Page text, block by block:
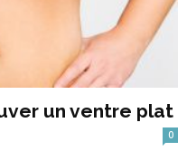
un ventre plat
0